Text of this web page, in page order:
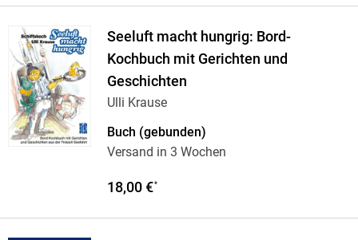
Seeluft macht hungrig: Bord-
Kochbuch mit Gerichten und
Geschichten
Ulli Krause
Buch (gebunden)
Versand in 3 Wochen
18,00 €*